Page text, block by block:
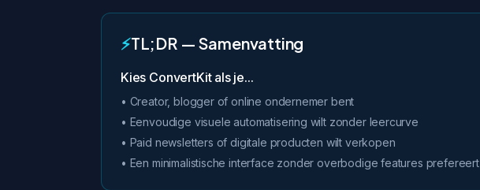
⚡TL;DR — Samenvatting
Kies ConvertKit als je...
• Creator, blogger of online ondernemer bent
• Eenvoudige visuele automatisering wilt zonder leercurve
• Paid newsletters of digitale producten wilt verkopen
• Een minimalistische interface zonder overbodige features prefereert